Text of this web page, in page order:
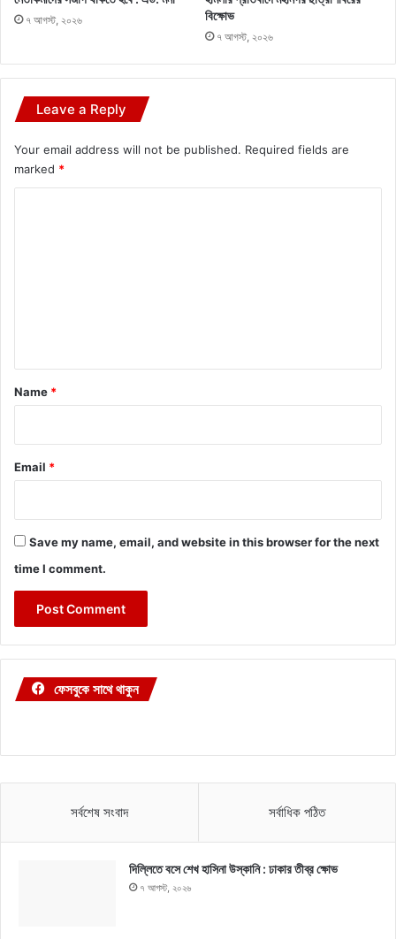
৭ আগস্ট, ২০২৬
বিক্ষোভ
৭ আগস্ট, ২০২৬
Leave a Reply
Your email address will not be published. Required fields are
marked *
*
Name *
Email *
Save my name, email, and website in this browser for the next
time I comment.
ফেসবুকে সাথে থাকুন
সর্বশেষ সংবাদ সর্বাধিক পঠিত
দিল্লিতে বসে শেখ হাসিনা উস্কানি : ঢাকার তীব্র ক্ষোভ
৭ আগস্ট, ২০২৬